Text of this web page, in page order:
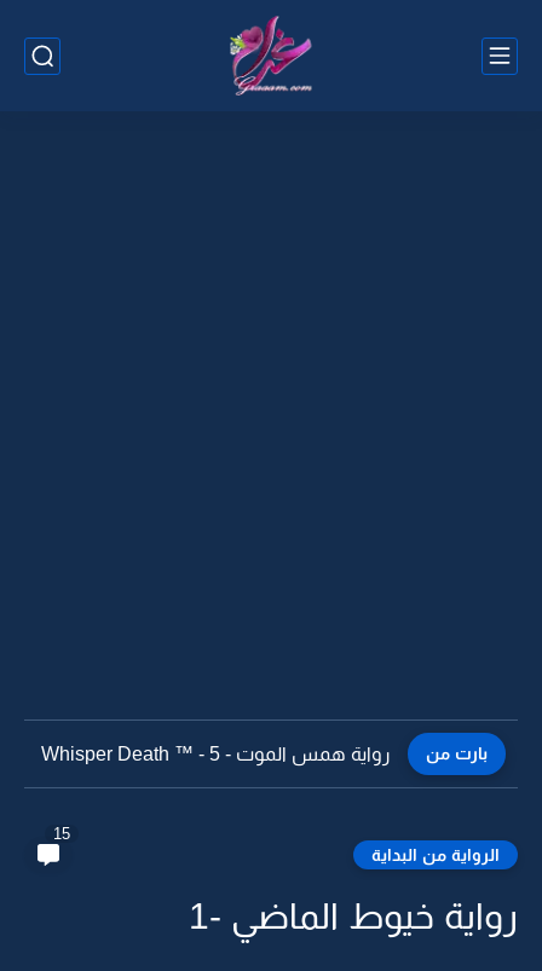
بارت من رواية همس الموت - Whisper Death ™ - 4
الرواية من البداية
15
رواية خيوط الماضي -1